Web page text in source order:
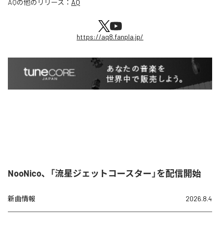
AQの他のリリース： AQ
https://aq8.fanpla.jp/
NooNico、「流星ジェットコースター」を配信開始
新曲情報 2026.8.4